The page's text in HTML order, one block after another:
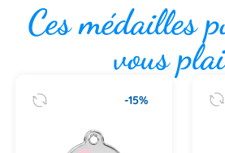
Ces médailles
vous
-15%